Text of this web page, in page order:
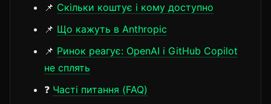
📌 Скільки коштує і кому доступно
📌 Що кажуть в Anthropic
📌 Ринок реагує: OpenAI і GitHub Copilot
не сплять
❓ Часті питання (FAQ)